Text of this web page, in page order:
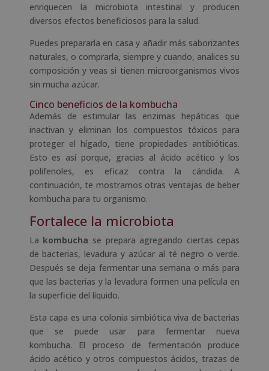
enriquecen la microbiota intestinal y producen
diversos efectos beneficiosos para la salud.
Puedes prepararla en casa y añadir más saborizantes
naturales, o comprarla, siempre y cuando, analices su
composición y veas si tienen microorganismos vivos
sin mucha azúcar.
Cinco beneficios de la kombucha
Además de estimular las enzimas hepáticas que
inactivan y eliminan los compuestos tóxicos para
proteger el hígado, tiene propiedades antibióticas.
Esto es así porque, gracias al ácido acético y los
polifenoles, es eficaz contra la cándida. A
continuación, te mostramos otras ventajas de beber
kombucha para tu organismo.
Fortalece la microbiota
La kombucha se prepara agregando ciertas cepas
de bacterias, levadura y azúcar al té negro o verde.
Después se deja fermentar una semana o más para
que las bacterias y la levadura formen una película en
la superficie del líquido.
Esta capa es una colonia simbiótica viva de bacterias
que se puede usar para fermentar nueva
kombucha. El proceso de fermentación produce
ácido acético y otros compuestos ácidos, trazas de